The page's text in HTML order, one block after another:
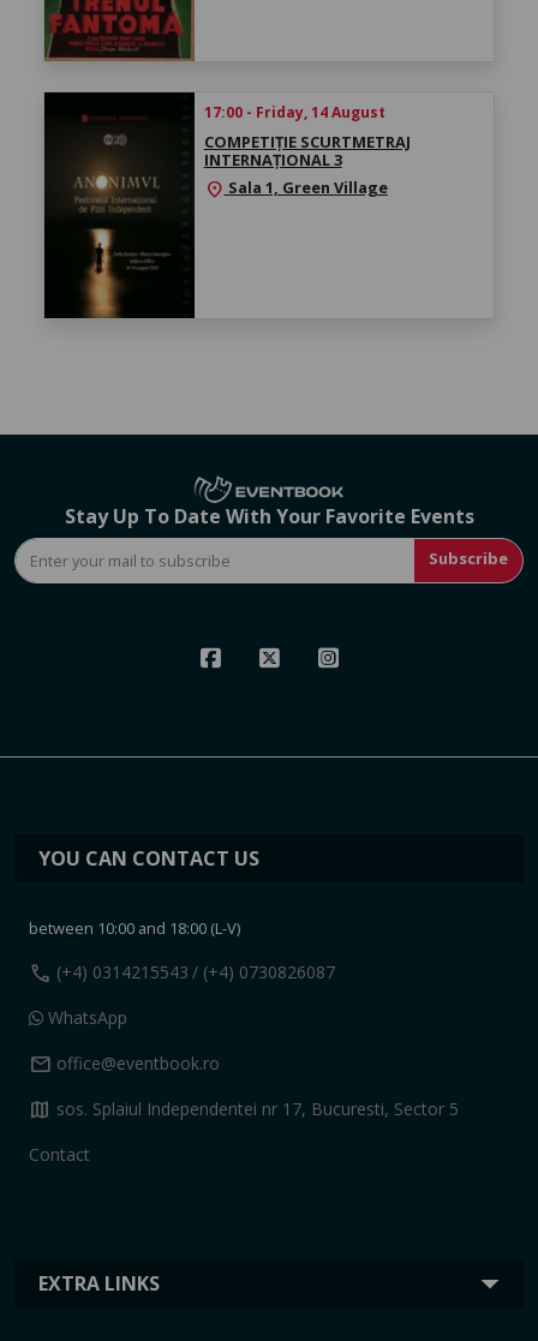
17:00 - Friday, 14 August
COMPETIȚIE SCURTMETRAJ
INTERNAȚIONAL 3
location_on Sala 1, Green Village
Stay Up To Date With Your Favorite Events
Subscribe
EXTRA LINKS
YOU CAN CONTACT US
between 10:00 and 18:00 (L-V)
call (+4) 0314215543 / (+4) 0730826087
WhatsApp
mail office@eventbook.ro
map sos. Splaiul Independentei nr 17, Bucuresti, Sector 5
Contact